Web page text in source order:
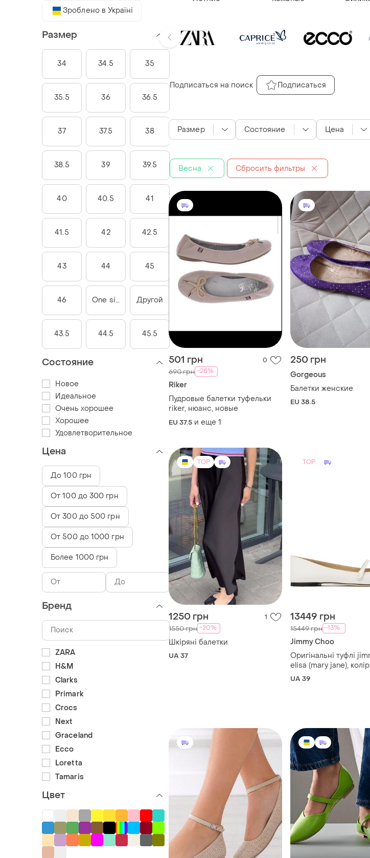
501 грн 0
690 грн -28%
Riker
Пудровые балетки туфельки
riker, нюанс, новые
EU 37.5 и еще 1
250 грн
Gorgeous
Балетки женские
EU 38.5
TOP
1250 грн 1
1550 грн -20%
Шкіряні балетки
UA 37
TOP
13449 грн
15449 грн -13%
Jimmy Choo
Оригінальні туфлі
elisa (mary jane),
молочний.
UA 39
Весна Сбросить фильтры
Подписаться на поиск Подписаться
Размер Состояние Цена
Зроблено в Україні
Размер
34 34.5 35
35.5 36 36.5
37 37.5 38
38.5 39 39.5
40 40.5 41
41.5 42 42.5
43 44 45
46 One size Другой
43.5 44.5 45.5
Состояние
Новое
Идеальное
Очень хорошее
Хорошее
Удовлетворительное
Цена
До 100 грн
От 100 до 300 грн
От 300 до 500 грн
От 500 до 1000 грн
Более 1000 грн
Бренд
ZARA
H&M
Clarks
Primark
Crocs
Next
Graceland
Ecco
Loretta
Tamaris
Цвет